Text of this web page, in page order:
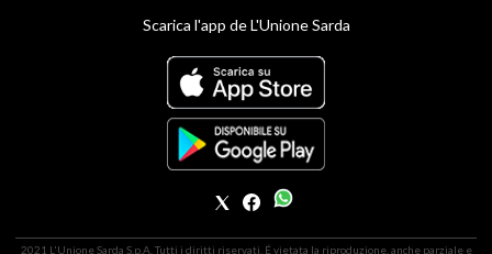
Scarica l'app de L'Unione Sarda
2021 L'Unione Sarda S.p.A. Tutti i diritti riservati. É vietata la riproduzione, anche parziale e